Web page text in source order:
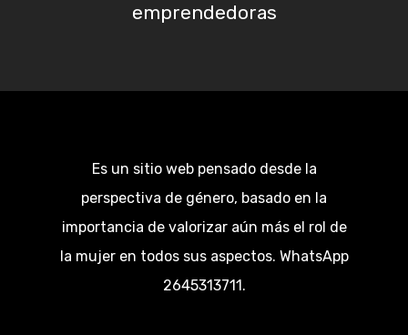
emprendedoras
Es un sitio web pensado desde la
perspectiva de género, basado en la
importancia de valorizar aún más el rol de
la mujer en todos sus aspectos. WhatsApp
2645313711.